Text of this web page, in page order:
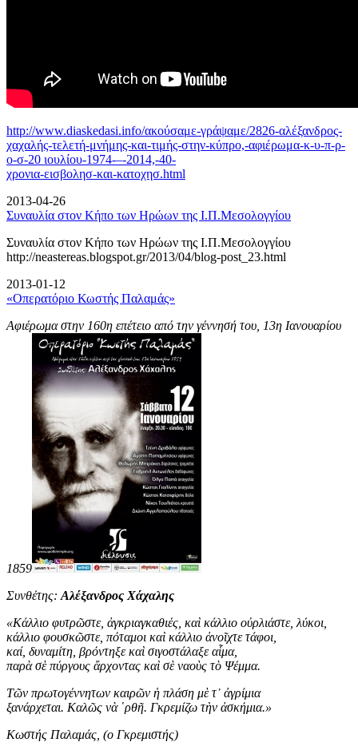
http://www.diaskedasi.info/ακούσαμε-γράψαμε/2826-αλέξανδρος-
χαχαλής-τελετή-μνήμης-και-τιμής-στην-κύπρο,-αφιέρωμα-κ-υ-π-ρ-
ο-σ-20 ιουλίου-1974-–-2014,-40-
χρονια-εισβολησ-και-κατοχησ.html
2013-04-26
Συναυλία στον Κήπο των Ηρώων της Ι.Π.Μεσολογγίου
Συναυλία στον Κήπο των Ηρώων της Ι.Π.Μεσολογγίου
http://neastereas.blogspot.gr/2013/04/blog-post_23.html
2013-01-12
«Οπερατόριο Κωστής Παλαμάς»
Αφιέρωμα στην 160η επέτειο από την γέννησή του, 13η Ιανουαρίου
1859
Συνθέτης: Αλέξανδρος Χάχαλης
«Κάλλιο φυτρῶστε, ἀγκριαγκαθιές, καὶ κάλλιο οὐρλιάστε, λύκοι,
κάλλιο φουσκῶστε, πόταμοι καὶ κάλλιο ἀνοῖχτε τάφοι,
καί, δυναμίτη, βρόντηξε καὶ σιγοστάλαξε αἷμα,
παρὰ σὲ πύργους ἄρχοντας καὶ σὲ ναοὺς τὸ Ψέμμα.
Τῶν πρωτογέννητων καιρῶν ἡ πλάση μὲ τ᾿ ἀγρίμια
ξανάρχεται. Καλῶς νὰ ῾ρθῆ. Γκρεμίζω τὴν ἀσκήμια.»
Κωστής Παλαμάς, (ο Γκρεμιστής)